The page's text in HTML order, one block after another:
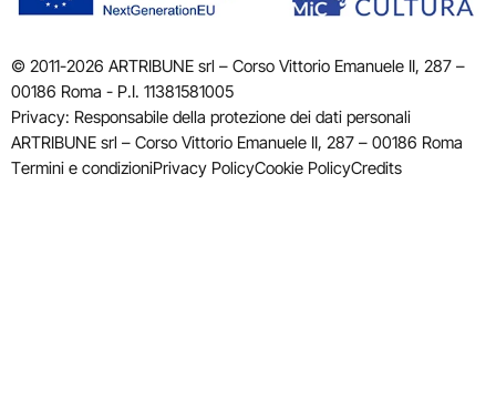
© 2011-2026 ARTRIBUNE srl – Corso Vittorio Emanuele II, 287 –
00186 Roma - P.I. 11381581005
Privacy: Responsabile della protezione dei dati personali
ARTRIBUNE srl – Corso Vittorio Emanuele II, 287 – 00186 Roma
Termini e condizioniPrivacy PolicyCookie PolicyCredits